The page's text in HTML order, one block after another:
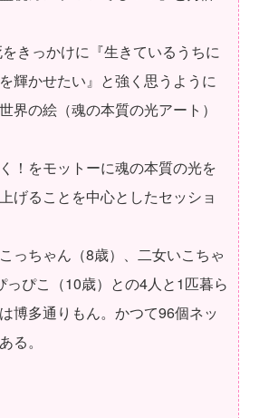
きっかけに『生きているうちに
輝かせたい』と強く思うように
界の絵（魂の本質の光アート）
！をモットーに魂の本質の光を
げることを中心としたセッショ
っちゃん（8歳）、二女いこちゃ
っぴこ（10歳）との4人と1匹暮ら
博多通りもん。かつて96個ネッ
る。